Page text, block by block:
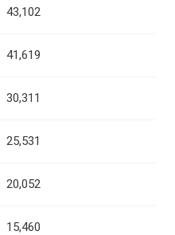
43,102
41,619
30,311
25,531
20,052
15,460